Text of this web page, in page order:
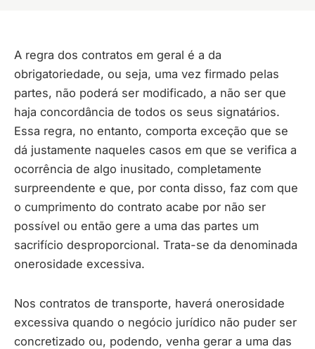
A regra dos contratos em geral é a da
obrigatoriedade, ou seja, uma vez firmado pelas
partes, não poderá ser modificado, a não ser que
haja concordância de todos os seus signatários.
Essa regra, no entanto, comporta exceção que se
dá justamente naqueles casos em que se verifica a
ocorrência de algo inusitado, completamente
surpreendente e que, por conta disso, faz com que
o cumprimento do contrato acabe por não ser
possível ou então gere a uma das partes um
sacrifício desproporcional. Trata-se da denominada
onerosidade excessiva.
Nos contratos de transporte, haverá onerosidade
excessiva quando o negócio jurídico não puder ser
concretizado ou, podendo, venha gerar a uma das